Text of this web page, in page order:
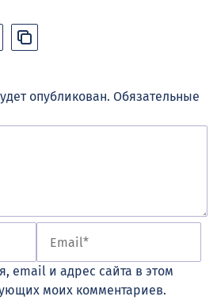
опубликован. Обязательные
email и адрес сайта в этом
моих комментариев.